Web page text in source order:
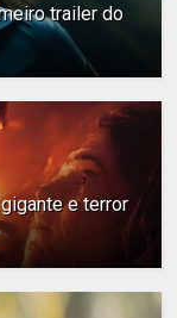
trailer do
e terror